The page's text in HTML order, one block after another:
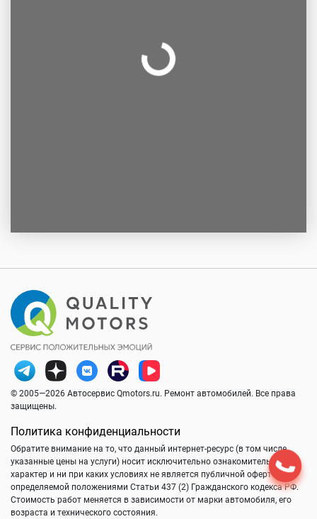
© 2005—2026 Автосервис Qmotors.ru. Ремонт автомобилей. Все права
защищены.
Политика конфиденциальности
Обратите внимание на то, что данный интернет-ресурс (в том числе
указанные цены на услуги) носит исключительно ознакомительный
характер и ни при каких условиях не является публичной офертой,
определяемой положениями Статьи 437 (2) Гражданского кодекса РФ.
Стоимость работ меняется в зависимости от марки автомобиля, его
возраста и технического состояния.